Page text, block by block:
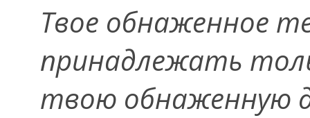
Твое обнаженное
принадлежать
твою обнаженную